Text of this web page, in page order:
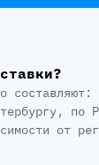
по
от